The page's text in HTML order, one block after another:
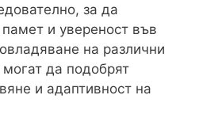
за да
и увереност във
на различни
могат да подобрят
и адаптивност на